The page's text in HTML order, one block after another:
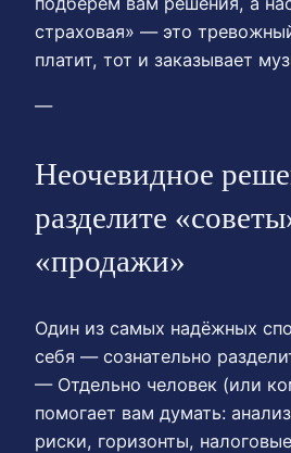
страховая» — это
платит, тот и заказывает
—
Неочевидное
разделите
«продажи»
Один из самых надёжных
себя — сознательно
— Отдельно человек (или
помогает вам думать:
риски, горизонты,